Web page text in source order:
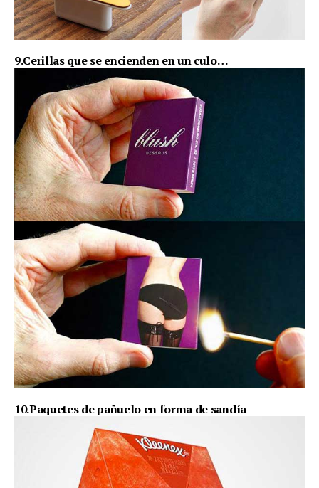
9.Cerillas que se encienden en un culo…
10.Paquetes de pañuelo en forma de sandía